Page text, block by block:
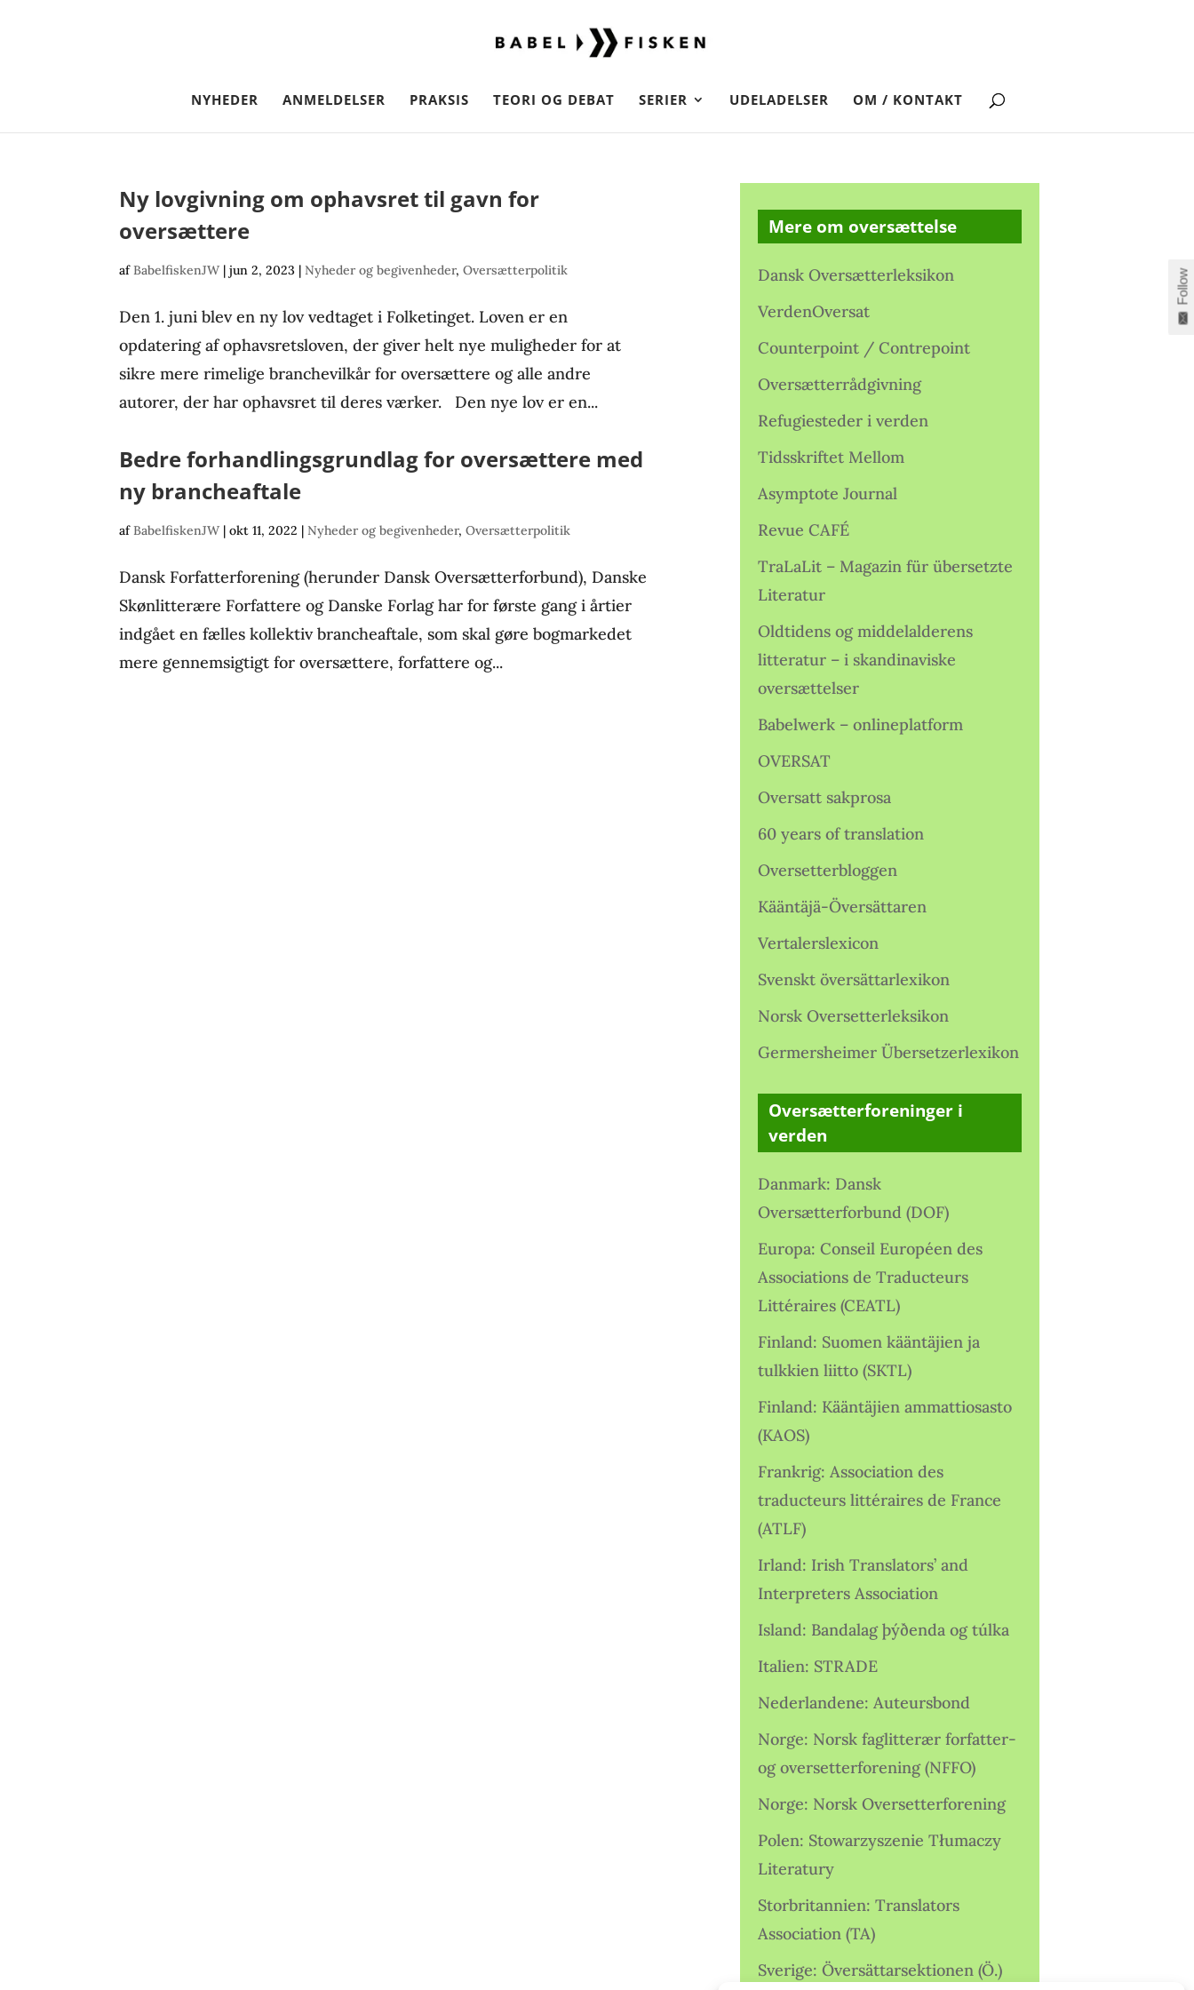
NYHEDER ANMELDELSER PRAKSIS TEORI OG DEBAT SERIER UDELADELSER OM / KONTAKT
Ny lovgivning om ophavsret til gavn for
oversættere
afBabelfiskenJW |jun 2, 2023 |Nyheder og begivenheder,Oversætterpolitik
Den 1. juni blev en ny lov vedtaget i Folketinget. Loven er en
opdatering af ophavsretsloven, der giver helt nye muligheder for at
sikre mere rimelige branchevilkår for oversættere og alle andre
autorer, der har ophavsret til deres værker. Den nye lov er en...
Bedre forhandlingsgrundlag for oversættere med
ny brancheaftale
afBabelfiskenJW |okt 11, 2022 |Nyheder og begivenheder,Oversætterpolitik
Dansk Forfatterforening (herunder Dansk Oversætterforbund), Danske
Skønlitterære Forfattere og Danske Forlag har for første gang i årtier
indgået en fælles kollektiv brancheaftale, som skal gøre bogmarkedet
mere gennemsigtigt for oversættere, forfattere og...
Mere om oversættelse
Dansk Oversætterleksikon
VerdenOversat
Counterpoint / Contrepoint
Oversætterrådgivning
Refugiesteder i verden
Tidsskriftet Mellom
Asymptote Journal
Revue CAFÉ
TraLaLit – Magazin für übersetzte
Literatur
Oldtidens og middelalderens
litteratur – i skandinaviske
oversættelser
Babelwerk – onlineplatform
OVERSAT
Oversatt sakprosa
60 years of translation
Oversetterbloggen
Kääntäjä-Översättaren
Vertalerslexicon
Svenskt översättarlexikon
Norsk Oversetterleksikon
Germersheimer Übersetzerlexikon
Oversætterforeninger i
verden
Danmark: Dansk
Oversætterforbund (DOF)
Europa: Conseil Européen des
Associations de Traducteurs
Littéraires (CEATL)
Finland: Suomen kääntäjien ja
tulkkien liitto (SKTL)
Finland: Kääntäjien ammattiosasto
(KAOS)
Frankrig: Association des
traducteurs littéraires de France
(ATLF)
Irland: Irish Translators’ and
Interpreters Association
Island: Bandalag þýðenda og túlka
Italien: STRADE
Nederlandene: Auteursbond
Norge: Norsk faglitterær forfatter-
og oversetterforening (NFFO)
Norge: Norsk Oversetterforening
Polen: Stowarzyszenie Tłumaczy
Literatury
Storbritannien: Translators
Association (TA)
Sverige: Översättarsektionen (Ö.)
Follow